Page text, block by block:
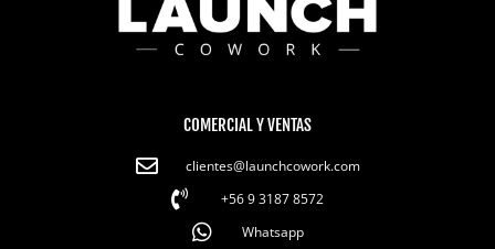
COMERCIAL Y VENTAS
clientes@launchcowork.com
+56 9 3187 8572
Whatsapp